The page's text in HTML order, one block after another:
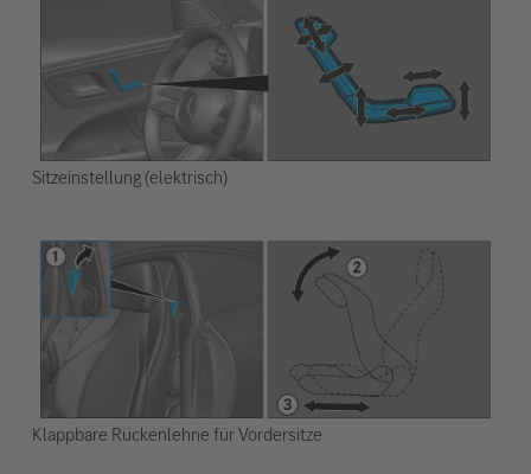
Sitzeinstellung (elektrisch)
Klappbare Rückenlehne für Vordersitze